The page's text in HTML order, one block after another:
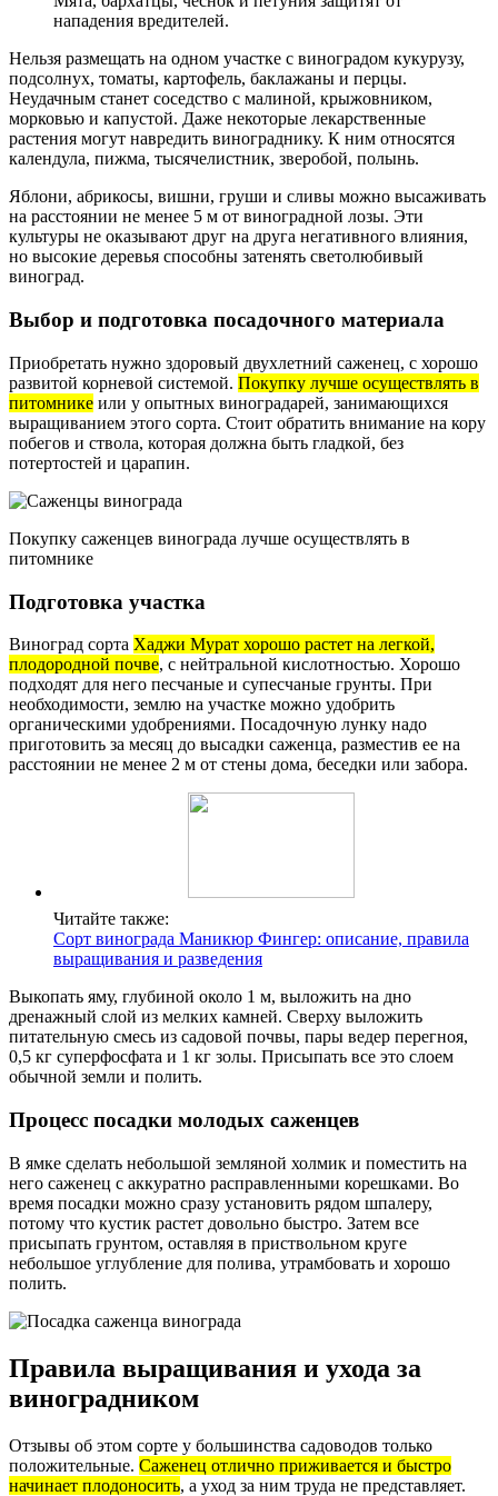
нападения вредителей.
Нельзя размещать на одном участке с виноградом кукурузу,
подсолнух, томаты, картофель, баклажаны и перцы.
Неудачным станет соседство с малиной, крыжовником,
морковью и капустой. Даже некоторые лекарственные
растения могут навредить винограднику. К ним относятся
календула, пижма, тысячелистник, зверобой, полынь.
Яблони, абрикосы, вишни, груши и сливы можно высаживать
на расстоянии не менее 5 м от виноградной лозы. Эти
культуры не оказывают друг на друга негативного влияния,
но высокие деревья способны затенять светолюбивый
виноград.
Выбор и подготовка посадочного материала
Приобретать нужно здоровый двухлетний саженец, с хорошо
развитой корневой системой. Покупку лучше осуществлять в
питомнике или у опытных виноградарей, занимающихся
выращиванием этого сорта. Стоит обратить внимание на кору
побегов и ствола, которая должна быть гладкой, без
потертостей и царапин.
Покупку саженцев винограда лучше осуществлять в
питомнике
Подготовка участка
Виноград сорта Хаджи Мурат хорошо растет на легкой,
плодородной почве, с нейтральной кислотностью. Хорошо
подходят для него песчаные и супесчаные грунты. При
необходимости, землю на участке можно удобрить
органическими удобрениями. Посадочную лунку надо
приготовить за месяц до высадки саженца, разместив ее на
расстоянии не менее 2 м от стены дома, беседки или забора.
Читайте также:
Сорт винограда Маникюр Фингер: описание, правила
выращивания и разведения
Выкопать яму, глубиной около 1 м, выложить на дно
дренажный слой из мелких камней. Сверху выложить
питательную смесь из садовой почвы, пары ведер перегноя,
0,5 кг суперфосфата и 1 кг золы. Присыпать все это слоем
обычной земли и полить.
Процесс посадки молодых саженцев
В ямке сделать небольшой земляной холмик и поместить на
него саженец с аккуратно расправленными корешками. Во
время посадки можно сразу установить рядом шпалеру,
потому что кустик растет довольно быстро. Затем все
присыпать грунтом, оставляя в приствольном круге
небольшое углубление для полива, утрамбовать и хорошо
полить.
Правила выращивания и ухода за
виноградником
Отзывы об этом сорте у большинства садоводов только
положительные. Саженец отлично приживается и быстро
начинает плодоносить, а уход за ним труда не представляет.